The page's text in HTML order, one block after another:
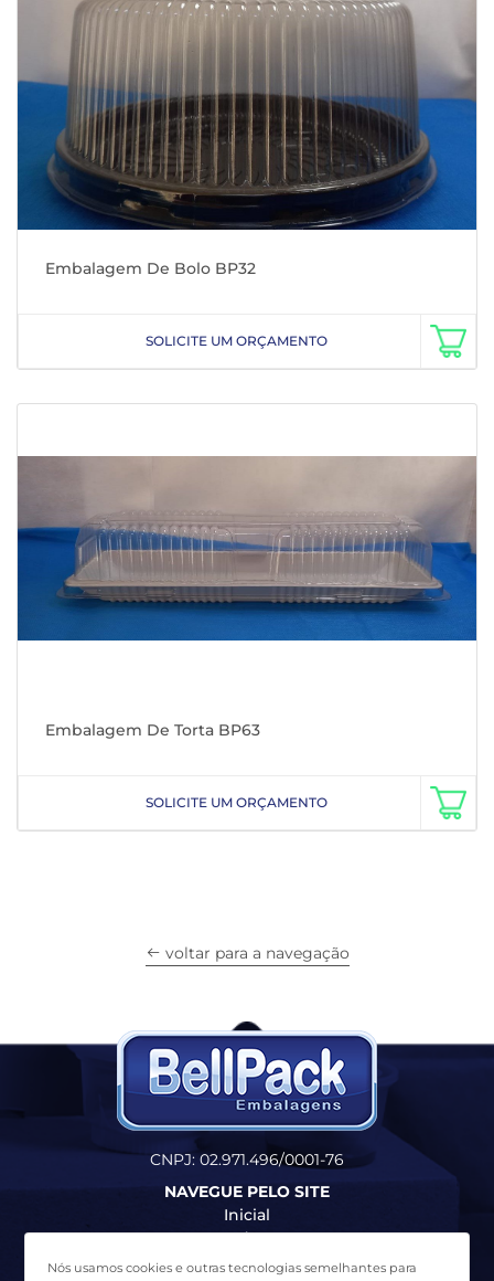
Nós usamos cookies e outras tecnologias semelhantes para
Embalagem De Bolo BP32
SOLICITE UM ORÇAMENTO
Embalagem De Torta BP63
SOLICITE UM ORÇAMENTO
voltar para a navegação
CNPJ: 02.971.496/0001-76
NAVEGUE PELO SITE
Inicial
Produtos
Quem Somos